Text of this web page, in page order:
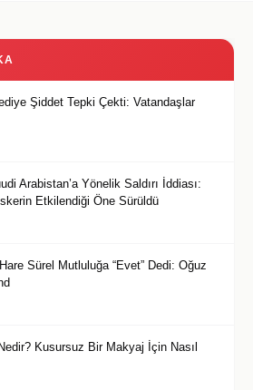
Şiddet Tepki Çekti: Vatandaşlar
Arabistan’a Yönelik Saldırı İddiası:
Etkilendiği Öne Sürüldü
Sürel Mutluluğa “Evet” Dedi: Oğuz
Kusursuz Bir Makyaj İçin Nasıl